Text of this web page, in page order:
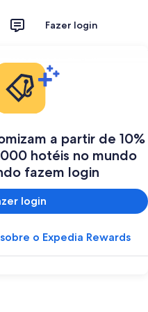
Fazer login
a partir de 10%
hotéis no mundo
fazem login
login
o Expedia Rewards